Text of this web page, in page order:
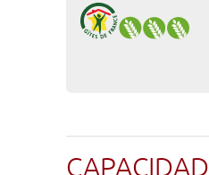
CAPACIDAD